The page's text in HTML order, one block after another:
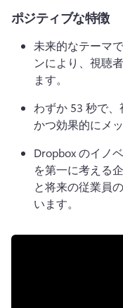
ポジティブな特徴
未来的なテーマ
ンにより、視聴
ます。
わずか 53 秒で
かつ効果的にメ
Dropbox のイノ
を第一に考える
と将来の従業員
います。